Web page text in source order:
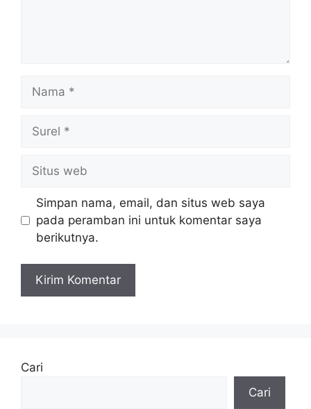
web
Simpan nama, email, dan situs web saya
pada peramban ini untuk komentar saya
berikutnya.
Cari
Cari